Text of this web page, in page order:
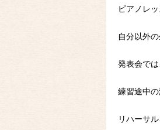
ピアノレ
自分以外
発表会で
練習途中
リハーサ